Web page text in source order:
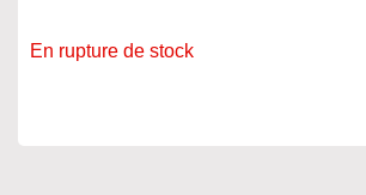
En rupture de stock